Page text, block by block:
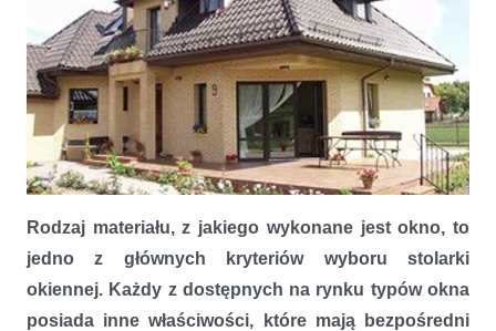
Rodzaj materiału, z jakiego wykonane jest okno, to
jedno z głównych kryteriów wyboru stolarki
okiennej. Każdy z dostępnych na rynku typów okna
posiada inne właściwości, które mają bezpośredni